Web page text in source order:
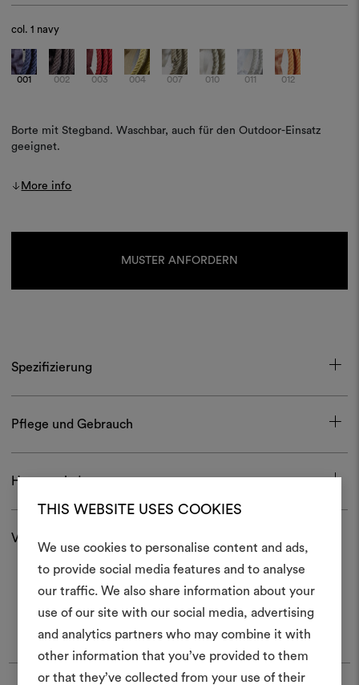
THIS WEBSITE USES COOKIES
We use cookies to personalise content and ads,
to provide social media features and to analyse
our traffic. We also share information about your
use of our site with our social media, advertising
and analytics partners who may combine it with
other information that you’ve provided to them
or that they’ve collected from your use of their
col.1 navy
001 002 003 004 007 010 011 012
Borte mit Stegband. Waschbar, auch für den Outdoor-Einsatz
geeignet.
More info
MUSTER ANFORDERN
Spezifizierung
Pflege und Gebrauch
Herunterladen
Versand und Rücksendungen
Ein
erstellen
Ein interaktives Tool, mit
Ideen zum Leben
anderen teilen können,